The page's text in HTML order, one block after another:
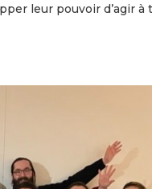
leur pouvoir d’agir à